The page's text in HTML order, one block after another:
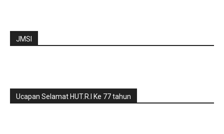
JMSI
Ucapan Selamat HUT.R.I Ke 77 tahun